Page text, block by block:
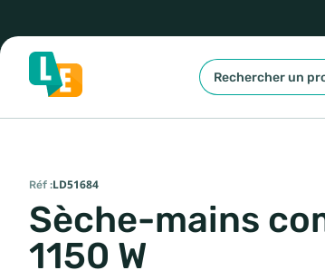
Réf :LD51684
Sèche-mains
1150 W